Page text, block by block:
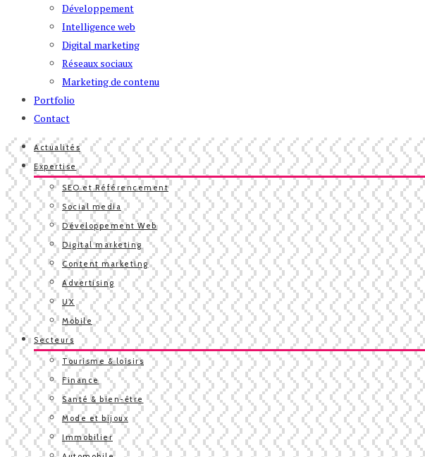
Développement
Intelligence web
Digital marketing
Réseaux sociaux
Marketing de contenu
Portfolio
Contact
Actualités
Expertise
SEO et Référencement
Social media
Développement Web
Digital marketing
Content marketing
Advertising
UX
Mobile
Secteurs
Tourisme & loisirs
Finance
Santé & bien-être
Mode et bijoux
Immobilier